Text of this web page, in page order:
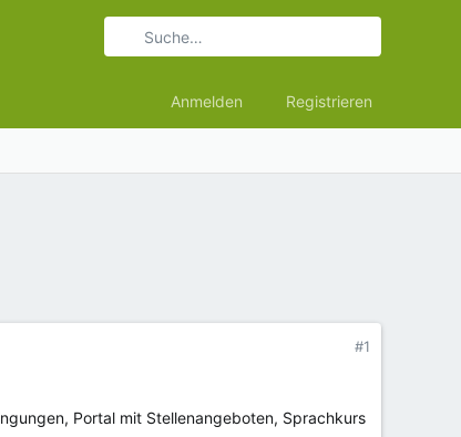
Anmelden Registrieren
#1
Portal mit Stellenangeboten, Sprachkurs